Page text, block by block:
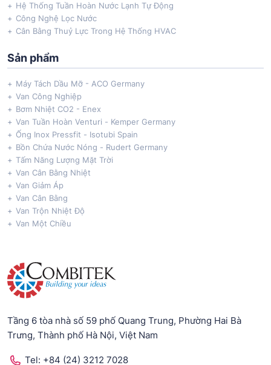
Hệ Thống Tuần Hoàn Nước Lạnh Tự Động
Công Nghệ Lọc Nước
Cân Bằng Thuỷ Lực Trong Hệ Thống HVAC
Sản phẩm
Máy Tách Dầu Mỡ - ACO Germany
Van Công Nghiệp
Bơm Nhiệt CO2 - Enex
Van Tuần Hoàn Venturi - Kemper Germany
Ống Inox Pressfit - Isotubi Spain
Bồn Chứa Nước Nóng - Rudert Germany
Tấm Năng Lượng Mặt Trời
Van Cân Bằng Nhiệt
Van Giảm Áp
Van Cân Bằng
Van Trộn Nhiệt Độ
Van Một Chiều
Tầng 6 tòa nhà số 59 phố Quang Trung, Phường Hai Bà
Trưng, Thành phố Hà Nội, Việt Nam
Tel: +84 (24) 3212 7028